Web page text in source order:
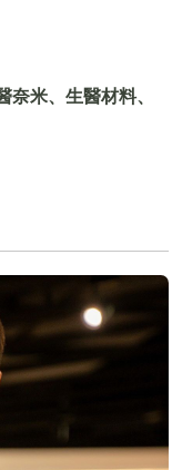
米、生醫材料、